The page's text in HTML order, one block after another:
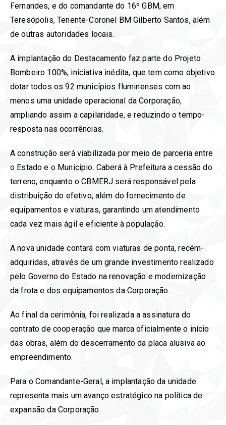
Fernandes, e do comandante do 16º GBM, em
Teresópolis, Tenente-Coronel BM Gilberto Santos, além
de outras autoridades locais.
A implantação do Destacamento faz parte do Projeto
Bombeiro 100%, iniciativa inédita, que tem como objetivo
dotar todos os 92 municípios fluminenses com ao
menos uma unidade operacional da Corporação,
ampliando assim a capilaridade, e reduzindo o tempo-
resposta nas ocorrências.
A construção será viabilizada por meio de parceria entre
o Estado e o Município. Caberá à Prefeitura a cessão do
terreno, enquanto o CBMERJ será responsável pela
distribuição do efetivo, além do fornecimento de
equipamentos e viaturas, garantindo um atendimento
cada vez mais ágil e eficiente à população.
A nova unidade contará com viaturas de ponta, recém-
adquiridas, através de um grande investimento realizado
pelo Governo do Estado na renovação e modernização
da frota e dos equipamentos da Corporação.
Ao final da cerimônia, foi realizada a assinatura do
contrato de cooperação que marca oficialmente o início
das obras, além do descerramento da placa alusiva ao
empreendimento.
Para o Comandante-Geral, a implantação da unidade
representa mais um avanço estratégico na política de
expansão da Corporação.